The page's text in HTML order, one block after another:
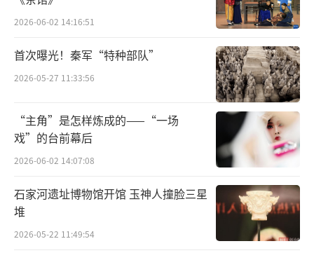
一步步成长历练起来的，所以更能理解身处各
个阶段的演员，理解他们的诉求、定位甚至愿
景，把我艺术道路上的心得和感悟应用到剧院
管理和人才培养中，因人制宜、量体裁衣，让
每个人在这方天地里施展开拳脚、发挥出价
值，自上而下地形成向心力和凝聚力，以艺术
的情怀，去实现管理的智慧
2026-06-02 14:16:51
首次曝光！秦军“特种部队”
2026-05-27 11:33:56
“主角”是怎样炼成的——“一场
戏”的台前幕后
2026-06-02 14:07:08
石家河遗址博物馆开馆 玉神人撞脸三星
堆
2026-05-22 11:49:54